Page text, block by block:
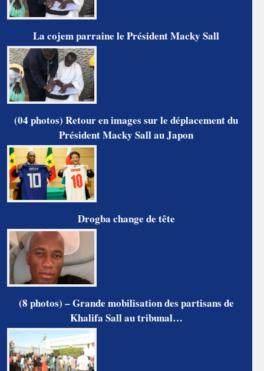
La cojem parraine le Président Macky Sall
(04 photos) Retour en images sur le déplacement du
Président Macky Sall au Japon
Drogba change de tête
(8 photos) – Grande mobilisation des partisans de
Khalifa Sall au tribunal…